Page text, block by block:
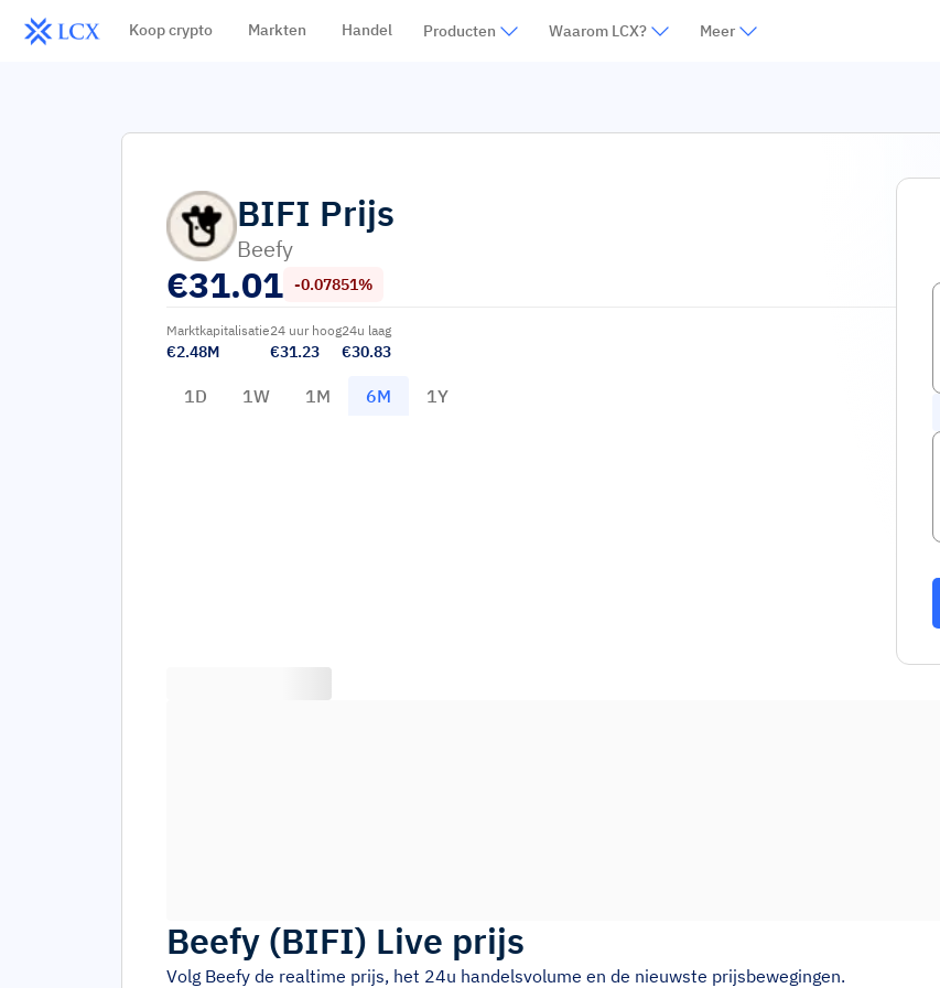
Koop crypto Markten Handel Producten Waarom LCX? Meer
BIFI Prijs
Beefy
€31.01 -0.07851%
Marktkapitalisatie
€2.48M
24 uur hoog
€31.23
24u laag
€30.83
1D 1W 1M 6M 1Y
Beefy (BIFI) Live prijs
Volg Beefy de realtime prijs, het 24u handelsvolume en de nieuwste prijsbewegingen.